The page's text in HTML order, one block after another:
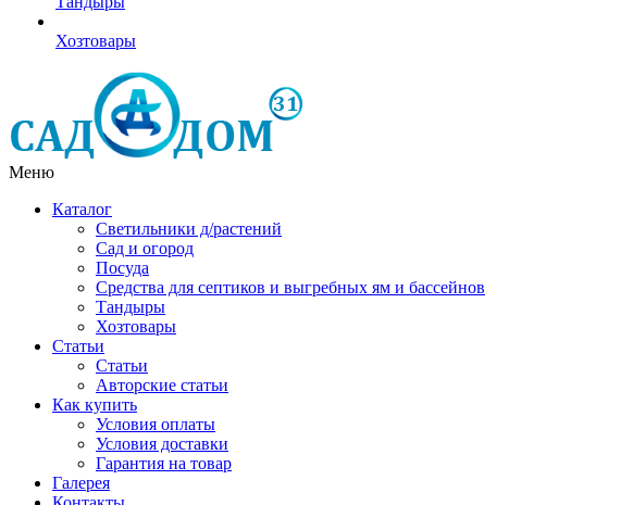
Хозтовары
Меню
Каталог
Светильники д/растений
Сад и огород
Посуда
Средства для септиков и выгребных ям и бассейнов
Тандыры
Хозтовары
Статьи
Статьи
Авторские статьи
Как купить
Условия оплаты
Условия доставки
Гарантия на товар
Галерея